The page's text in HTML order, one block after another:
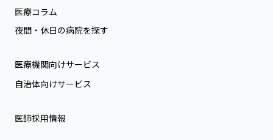
医療コラム
夜間・休日の病院を探す
医療機関向けサービス
自治体向けサービス
医師採用情報